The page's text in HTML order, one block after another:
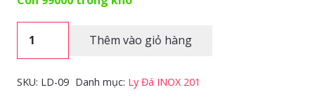
Thêm vào giỏ hàng
SKU: LD-09 Danh mục: Ly Đá INOX 201